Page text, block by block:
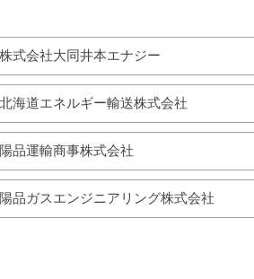
株式会社大同井本エナジー
北海道エネルギー輸送株式会社
陽品運輸商事株式会社
陽品ガスエンジニアリング株式会社